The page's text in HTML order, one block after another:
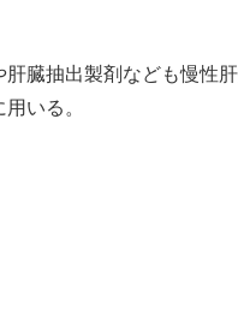
肝臓抽出製剤なども慢性
いる。